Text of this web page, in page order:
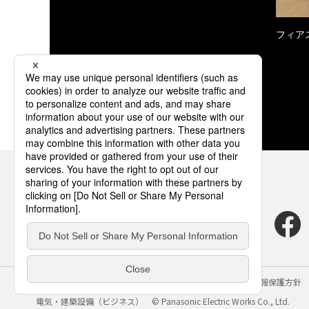
フィ
サイトのご利用にあたって クッキーポリシー
個人情報保護方針
電気・建築設備（ビジネス）
© Panasonic Electric Works Co., Ltd.